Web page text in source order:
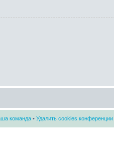
команда • Удалить cookies конференции